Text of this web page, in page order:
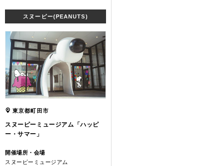
スヌーピー(PEANUTS)
東京都町田市
スヌーピーミュージアム「ハッピ
ー・サマー」
開催場所・会場
スヌーピーミュージアム